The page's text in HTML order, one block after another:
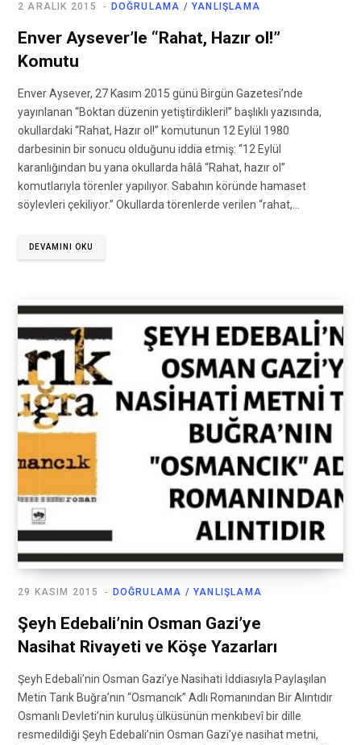
DOĞRULAMA / YANLIŞLAMA
2 ARALIK 2015
Enver Aysever’le “Rahat, Hazır ol!”
Komutu
Enver Aysever, 27 Kasım 2015 günü Birgün Gazetesi’nde
yayınlanan “Boktan düzenin yetiştirdikleri!” başlıklı yazısında,
okullardaki “Rahat, Hazır ol!” komutunun 12 Eylül 1980
darbesinin bir sonucu olduğunu iddia etmiş: “12 Eylül
karanlığından bu yana okullarda hâlâ “Rahat, hazır ol”
komutlarıyla törenler yapılıyor. Sabahın köründe hamaset
söylevleri çekiliyor.” Okullarda törenlerde verilen “rahat,…
DEVAMINI OKU
DOĞRULAMA / YANLIŞLAMA
29 KASIM 2015
Şeyh Edebali’nin Osman Gazi’ye
Nasihat Rivayeti ve Köşe Yazarları
Şeyh Edebali’nin Osman Gazi’ye Nasihati İddiasıyla Paylaşılan
Metin Tarık Buğra’nın “Osmancık” Adlı Romanından Bir Alıntıdır
Osmanlı Devleti’nin kuruluş ülküsünün menkıbevî bir dille
resmedildiği Şeyh Edebali’nin Osman Gazi’ye nasihat metni,